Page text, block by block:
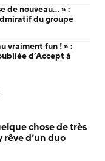
de nouveau… » :
du groupe
vraiment fun ! » :
d’Accept à
chose de très
d’un duo